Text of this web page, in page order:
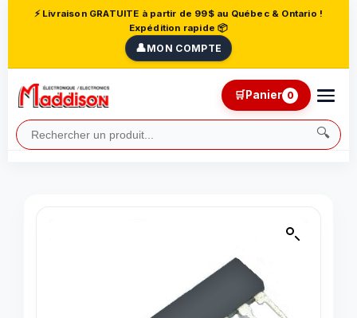
⚡ Livraison GRATUITE à partir de 99$ au Québec & Ontario !
Expédition rapide 📦
👤MON COMPTE
🔍
🛒Panier 0